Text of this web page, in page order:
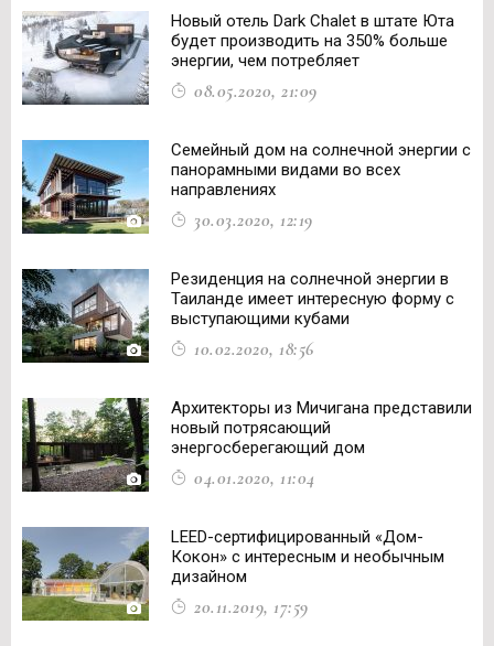
Новый отель Dark Chalet в штате Юта
будет производить на 350% больше
энергии, чем потребляет
08.05.2020, 21:09
Семейный дом на солнечной энергии с
панорамными видами во всех
направлениях
30.03.2020, 12:19
Резиденция на солнечной энергии в
Таиланде имеет интересную форму с
выступающими кубами
10.02.2020, 18:56
Архитекторы из Мичигана представили
новый потрясающий
энергосберегающий дом
04.01.2020, 11:04
LEED-сертифицированный «Дом-
Кокон» с интересным и необычным
дизайном
20.11.2019, 17:59